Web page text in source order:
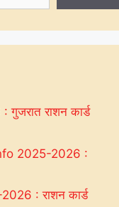
राशन कार्ड
2025-2026 :
: राशन कार्ड